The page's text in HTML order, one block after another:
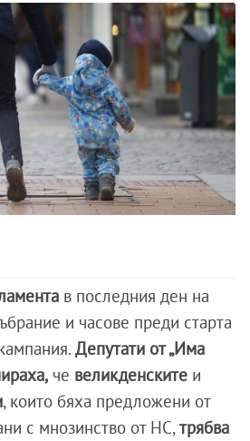
в последния ден на
и часове преди старта
Депутати от „Има
че великденските и
, които бяха предложени от
с мнозинство от НС,трябва